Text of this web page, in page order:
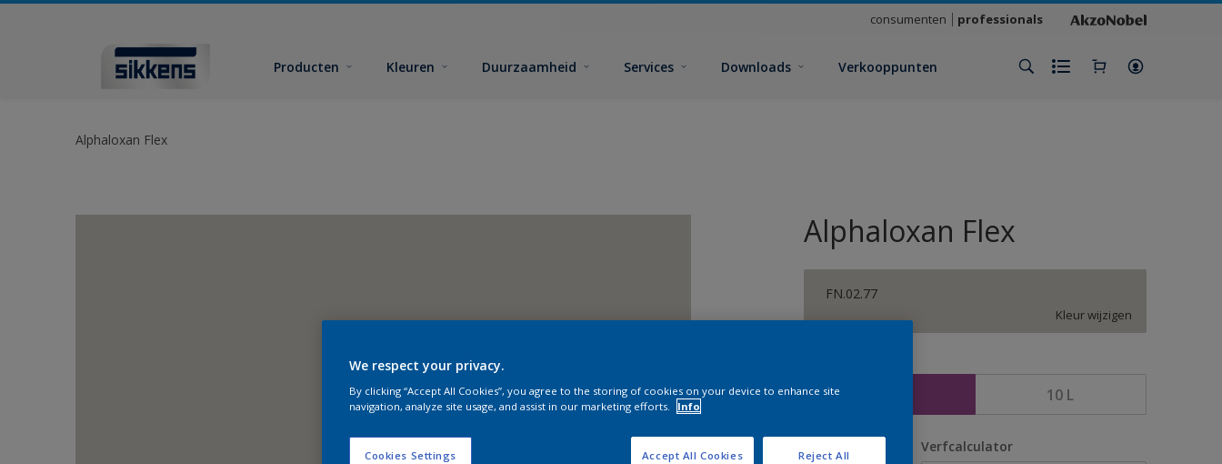
consumenten professionals
Producten Kleuren Duurzaamheid Services Downloads Verkooppunten
Alphaloxan Flex
Alphaloxan Flex
FN.02.77
Kleur wijzigen
10 L
Verfcalculator
We respect your privacy.
By clicking “Accept All Cookies”, you agree to the storing of cookies on your device to enhance site
navigation, analyze site usage, and assist in our marketing efforts.
Info
Cookies Settings Reject All
Accept All Cookies